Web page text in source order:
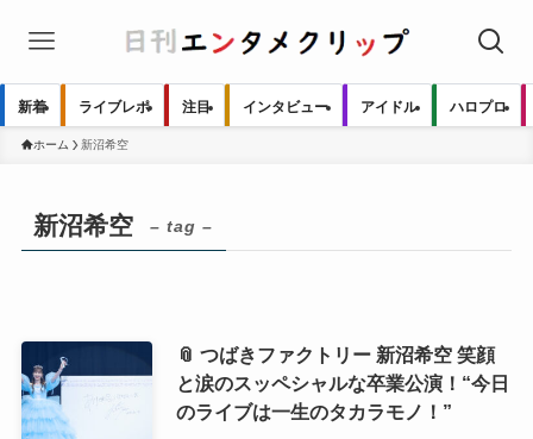
新着 ライブレポ 注目 インタビュー アイドル ハロプロ
ホーム 新沼希空
新沼希空 – tag –
📎 つばきファクトリー 新沼希空 笑顔
と涙のスッペシャルな卒業公演！“今日
のライブは一生のタカラモノ！”